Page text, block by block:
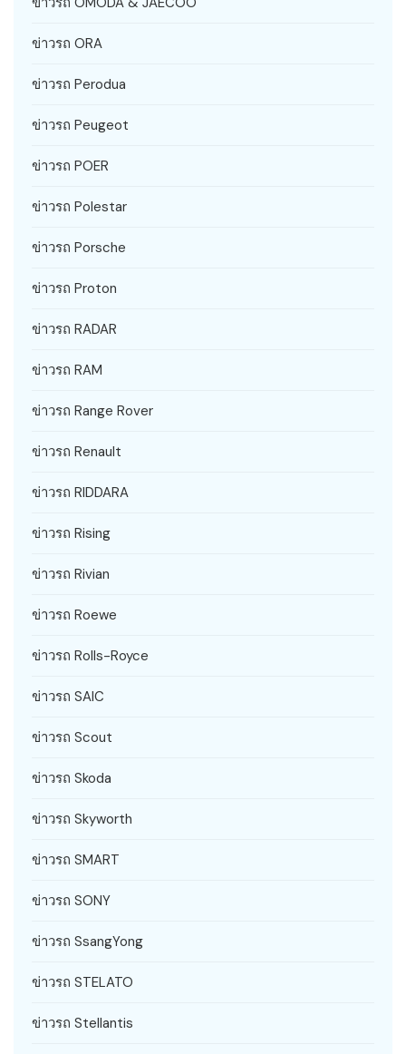
ข่าวรถ ORA
ข่าวรถ Perodua
ข่าวรถ Peugeot
ข่าวรถ POER
ข่าวรถ Polestar
ข่าวรถ Porsche
ข่าวรถ Proton
ข่าวรถ RADAR
ข่าวรถ RAM
ข่าวรถ Range Rover
ข่าวรถ Renault
ข่าวรถ RIDDARA
ข่าวรถ Rising
ข่าวรถ Rivian
ข่าวรถ Roewe
ข่าวรถ Rolls-Royce
ข่าวรถ SAIC
ข่าวรถ Scout
ข่าวรถ Skoda
ข่าวรถ Skyworth
ข่าวรถ SMART
ข่าวรถ SONY
ข่าวรถ SsangYong
ข่าวรถ STELATO
ข่าวรถ Stellantis